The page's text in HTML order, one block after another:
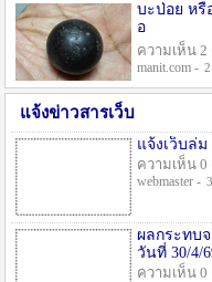
บะป่อย หรื
อ
ความเห็น 2
manit.com -
แจ้งข่าวสารเว็บ
แจ้งเว็บล่ม
ความเห็น 0
webmaster -
ผลกระทบจ
วันที่ 30/4/
ความเห็น 0